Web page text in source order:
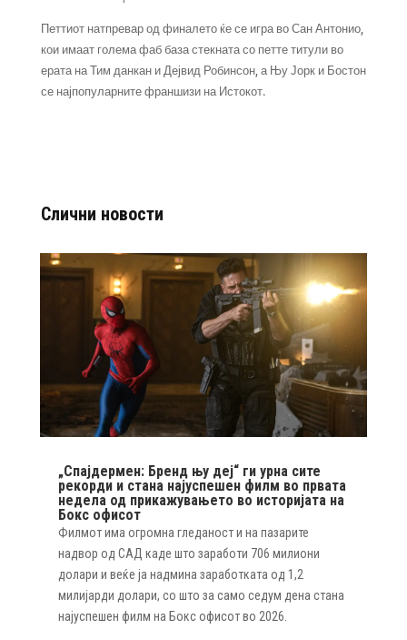
Петтиот натпревар од финалето ќе се игра во Сан Антонио,
кои имаат голема фаб база стекната со петте титули во
ерата на Тим данкан и Дејвид Робинсон, а Њу Јорк и Бостон
се најпопуларните франшизи на Истокот.
Слични новости
„Спајдермен: Бренд њу деј“ ги урна сите
рекорди и стана најуспешен филм во првата
недела од прикажувањето во историјата на
Бокс офисот
Филмот има огромна гледаност и на пазарите
надвор од САД каде што заработи 706 милиони
долари и веќе ја надмина заработката од 1,2
милијарди долари, со што за само седум дена стана
најуспешен филм на Бокс офисот во 2026.